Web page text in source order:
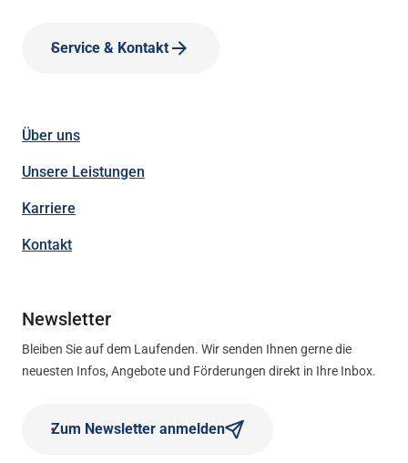
Service & Kontakt
Über uns
Unsere Leistungen
Karriere
Kontakt
Newsletter
Bleiben Sie auf dem Laufenden. Wir senden Ihnen gerne die
neuesten Infos, Angebote und Förderungen direkt in Ihre Inbox.
Zum Newsletter anmelden